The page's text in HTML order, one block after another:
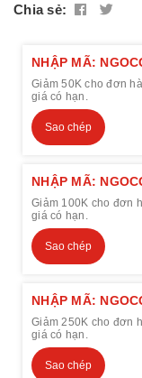
Chia sẻ:
NHẬP MÃ:
Giảm 50K cho đơn
giá có hạn.
Sao chép
NHẬP MÃ:
Giảm 100K cho đơn
giá có hạn.
Sao chép
NHẬP MÃ:
Giảm 250K cho đơn
giá có hạn.
Sao chép